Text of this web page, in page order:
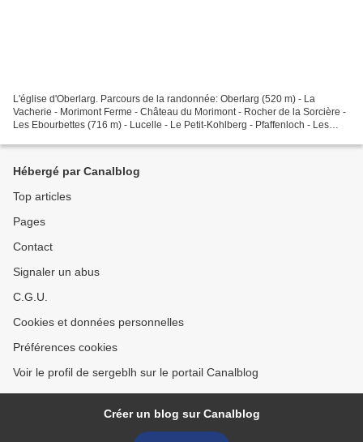
L'église d'Oberlarg. Parcours de la randonnée: Oberlarg (520 m) - La
Vacherie - Morimont Ferme - Château du Morimont - Rocher de la Sorcière -
Les Ebourbettes (716 m) - Lucelle - Le Petit-Kohlberg - Pfaffenloch - Les
Hébergé par Canalblog
Top articles
Pages
Contact
Signaler un abus
C.G.U.
Cookies et données personnelles
Préférences cookies
Voir le profil de sergeblh sur le portail Canalblog
Créer un blog sur Canalblog